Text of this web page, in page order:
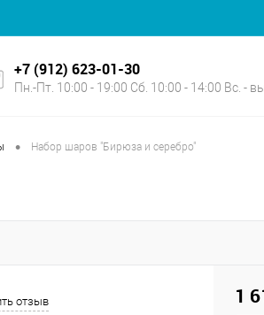
+7 (912) 623-01-30
Пн.-Пт. 10:00 - 19:00 Сб. 10:00 - 14:00 Вс. -
• Набор шаров "Бирюза и серебро"
отзыв 1